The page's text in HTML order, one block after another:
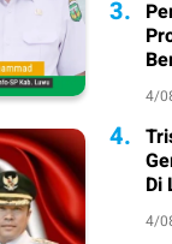
3.
4/
4.
Di
4/